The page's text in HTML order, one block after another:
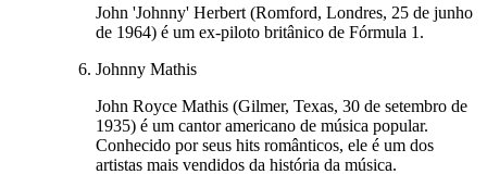
John 'Johnny' Herbert (Romford, Londres, 25 de junho
de 1964) é um ex-piloto britânico de Fórmula 1.
Johnny Mathis
John Royce Mathis (Gilmer, Texas, 30 de setembro de
1935) é um cantor americano de música popular.
Conhecido por seus hits românticos, ele é um dos
artistas mais vendidos da história da música.